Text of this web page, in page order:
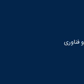
فناوری